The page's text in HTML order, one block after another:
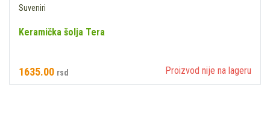
Suveniri
Keramička šolja Tera
1635.00 rsd Proizvod nije na lageru